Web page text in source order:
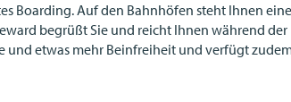
Boarding. Auf den Bahnhöfen steht Ihnen
begrüßt Sie und reicht Ihnen während der
etwas mehr Beinfreiheit und verfügt